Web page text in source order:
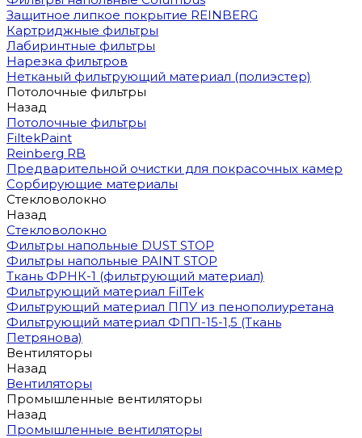
Защитное липкое покрытие REINBERG
Картриджные фильтры
Лабиринтные фильтры
Нарезка фильтров
Нетканый фильтрующий материал (полиэстер)
Потолочные фильтры
Назад
Потолочные фильтры
FiltekPaint
Reinberg RB
Предварительной очистки для покрасочных камер
Сорбирующие материалы
Стекловолокно
Назад
Стекловолокно
Фильтры напольные DUST STOP
Фильтры напольные PAINT STOP
Ткань ФРНК-1 (фильтрующий материал)
Фильтрующий материал FilTek
Фильтрующий материал ППУ из пенополиуретана
Фильтрующий материал ФПП-15-1,5 (Ткань
Петрянова)
Вентиляторы
Назад
Вентиляторы
Промышленные вентиляторы
Назад
Промышленные вентиляторы